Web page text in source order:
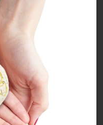
Stoffbeutel.
für Sie eine besondere
wir gerne für Sie.
Grabschmuck,
aber auch Kaninchen,
uns spezialisiert und